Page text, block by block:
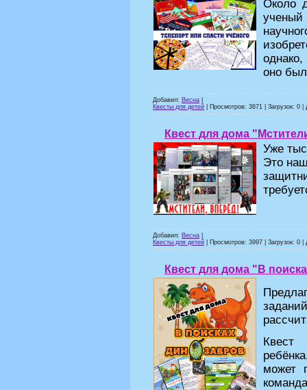
Около
однако,
оно
Добавил: Весна
Квесты для детей | Просмотров: 3671 | Загрузок: 0
Квест для дома
Уже
Это
Добавил: Весна
Квесты для детей | Просмотров: 3997 | Загрузок: 0
Квест для дома "В
Квест
может